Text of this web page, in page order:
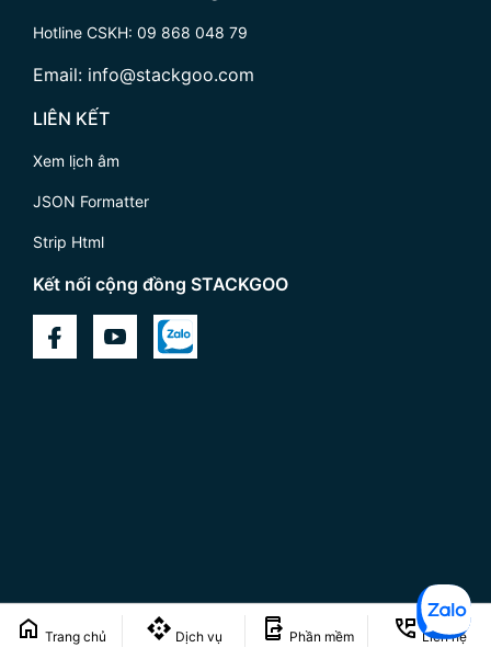
Hotline CSKH: 09 868 048 79
Email: info@stackgoo.com
LIÊN KẾT
Xem lịch âm
JSON Formatter
Strip Html
Kết nối cộng đồng STACKGOO
Điều khoản Chính sách Bảo mật
Trang chủ Dịch vụ Phần mềm Liên hệ